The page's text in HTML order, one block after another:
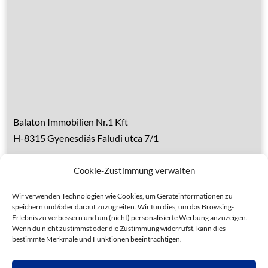
Cookie-Zustimmung verwalten
Wir verwenden Technologien wie Cookies, um Geräteinformationen zu
speichern und/oder darauf zuzugreifen. Wir tun dies, um das Browsing-
Erlebnis zu verbessern und um (nicht) personalisierte Werbung anzuzeigen.
Wenn du nicht zustimmst oder die Zustimmung widerrufst, kann dies
bestimmte Merkmale und Funktionen beeinträchtigen.
Balaton Immobilien Nr.1 Kft
H-8315 Gyenesdiás Faludi utca 7/1
Handy 1: 0036 30 153 7382 (deutsch)
Handy 2: 0036 20 935 6160 (ungarisch)